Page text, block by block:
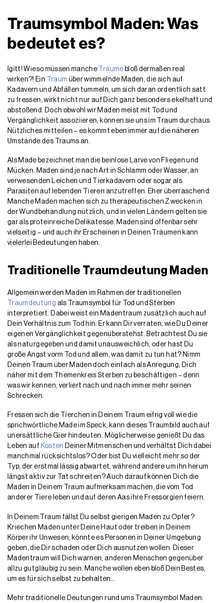
Traumsymbol Maden: Was
bedeutet es?
Igitt! Wieso müssen manche Träume bloß dermaßen real
wirken?! Ein
Traum über wimmelnde Maden, die sich auf
Kadavern und Abfällen tummeln, um sich daran ordentlich satt
zu fressen, wirkt nicht nur auf Dich ganz besonders ekelhaft und
abstoßend. Doch obwohl wir Maden meist mit Tod und
Vergänglichkeit assoziieren, können sie uns im Traum durchaus
Nützliches mitteilen – es kommt eben immer auf die näheren
Umstände des Traums an.
Als Made bezeichnet man die beinlose Larve von Fliegen und
Mücken. Maden sind je nach Art in Schlamm oder Wasser, an
verwesenden Leichen und Tierkadavern oder sogar als
Parasiten auf lebenden Tieren anzutreffen. Eher überraschend:
Manche Maden machen sich zu therapeutischen Zwecken in
der Wundbehandlung nützlich, und in vielen Ländern gelten sie
gar als proteinreiche Delikatesse. Maden sind offenbar sehr
vielseitig – und auch ihr Erscheinen in Deinen Träumen kann
vielerlei Bedeutungen haben.
Traditionelle Traumdeutung Maden
Allgemein werden Maden im Rahmen der traditionellen
Traumdeutung als Traumsymbol für Tod und Sterben
interpretiert. Dabei weist ein Madentraum zusätzlich auch auf
Dein Verhältnis zum Tod hin: Er kann Dir verraten, wie Du Deiner
eigenen Vergänglichkeit gegenüberstehst. Betrachtest Du sie
als naturgegeben und damit unausweichlich, oder hast Du
große Angst vorm Tod und allem, was damit zu tun hat? Nimm
Deinen Traum über Maden doch einfach als Anregung, Dich
näher mit dem Themenkreis Sterben zu beschäftigen – denn
was wir kennen, verliert nach und nach immer mehr seinen
Schrecken.
Fressen sich die Tierchen in Deinem Traum eifrig voll wie die
sprichwörtliche Made im Speck, kann dieses Traumbild auch auf
unersättliche Gier hindeuten. Möglicherweise genießt Du das
Leben auf Kosten Deiner Mitmenschen und verhältst Dich dabei
manchmal rücksichtslos? Oder bist Du vielleicht mehr so der
Typ, der erstmal lässig abwartet, während andere um ihn herum
längst aktiv zur Tat schreiten? Auch darauf können Dich die
Maden in Deinem Traum aufmerksam machen, die vom Tod
anderer Tiere leben und auf deren Aas ihre Fressorgien feiern.
In Deinem Traum fällst Du selbst gierigen Maden zu Opfer?
Kriechen Maden unter Deine Haut oder treiben in Deinem
Körper ihr Unwesen, könnte es Personen in Deiner Umgebung
geben, die Dir schaden oder Dich ausnutzen wollen. Dieser
Madentraum will Dich warnen, anderen Menschen gegenüber
allzu gutgläubig zu sein. Manche wollen eben bloß Dein Bestes,
um es für sich selbst zu behalten…
Mehr traditionelle Deutungen rund ums Traumsymbol Maden: